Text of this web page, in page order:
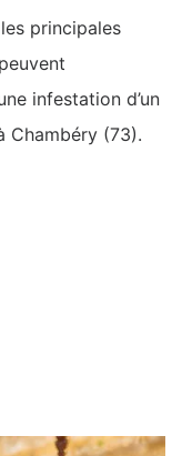
principales
infestation d’un
Chambéry (73).